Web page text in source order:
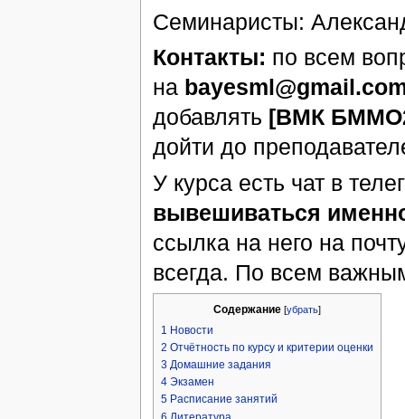
Семинаристы:
Контакты: по всем
на
добавлять [ВМК
дойти до
У курса есть чат в
вывешиваться
ссылка на него на
всегда. По всем
Содержание [убрать]
1 Новости
2 Отчётность по курсу и критерии оценки
3 Домашние задания
4 Экзамен
5 Расписание занятий